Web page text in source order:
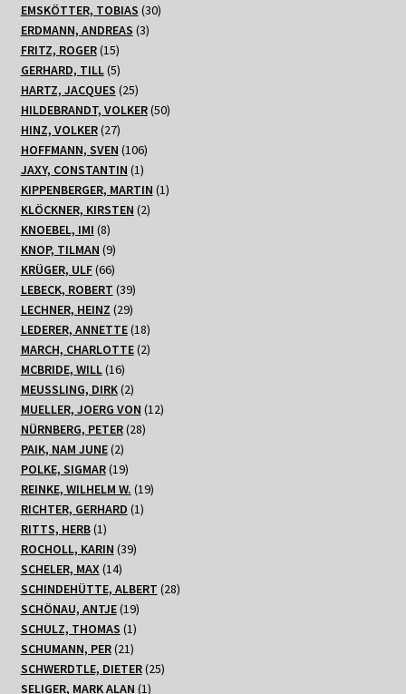
Produkt
EMSKÖTTER, TOBIAS 3030
ERDMANN, ANDREAS 33
FRITZ, ROGER 1515
Produkte
GERHARD, TILL 55
Produkte
HARTZ, JACQUES 2525
Produkte
HILDEBRANDT, VOLKER 5050
HINZ, VOLKER 2727
Produkte
HOFFMANN, SVEN 106106
Produkte
JAXY, CONSTANTIN 11
Produkt
KIPPENBERGER, MARTIN 11
KLÖCKNER, KIRSTEN 22
KNOEBEL, IMI 88
Produkte
KNOP, TILMAN 99
Produkte
KRÜGER, ULF 6666
Produkte
LEBECK, ROBERT 3939
Produkte
LECHNER, HEINZ 2929
Produkte
LEDERER, ANNETTE 1818
Produkte
MARCH, CHARLOTTE 22
MCBRIDE, WILL 1616
Produkte
MEUSSLING, DIRK 22
Produkte
MUELLER, JOERG VON 1212
NÜRNBERG, PETER 2828
PAIK, NAM JUNE 22
Produkte
POLKE, SIGMAR 1919
Produkte
REINKE, WILHELM W. 1919
RICHTER, GERHARD 11
RITTS, HERB 11
Produkt
ROCHOLL, KARIN 3939
SCHELER, MAX 1414
Produkte
SCHINDEHÜTTE, ALBERT 2828
SCHÖNAU, ANTJE 1919
Produkte
SCHULZ, THOMAS 11
Produkt
SCHUMANN, PER 2121
Produkte
SCHWERDTLE, DIETER 2525
SELIGER, MARK ALAN 11